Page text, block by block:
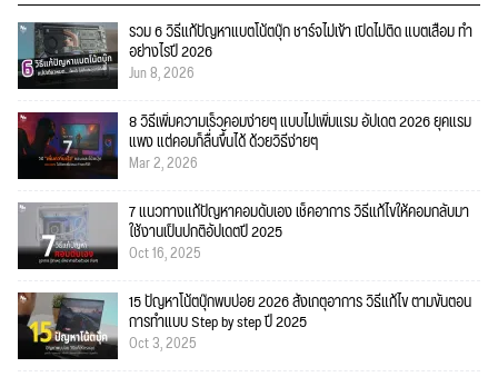
รวม 6 วิธีแก้ปัญหาแบตโน้ตบุ๊ก ชาร์จไม่เข้า เปิดไม่ติด แบตเสื่อม ทำ
อย่างไรปี 2026
Jun 8, 2026
8 วิธีเพิ่มความเร็วคอมง่ายๆ แบบไม่เพิ่มแรม อัปเดต 2026 ยุคแรม
แพง แต่คอมก็ลื่นขึ้นได้ ด้วยวิธีง่ายๆ
Mar 2, 2026
7 แนวทางแก้ปัญหาคอมดับเอง เช็คอาการ วิธีแก้ไขให้คอมกลับมา
ใช้งานเป็นปกติอัปเดตปี 2025
Oct 16, 2025
15 ปัญหาโน้ตบุ๊กพบบ่อย 2026 สังเกตุอาการ วิธีแก้ไข ตามขั้นตอน
การทำแบบ Step by step ปี 2025
Oct 3, 2025